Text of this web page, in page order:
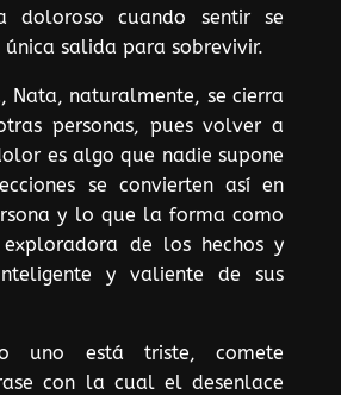
doloroso cuando sentir se
salida para sobrevivir.
Nata, naturalmente, se cierra
personas, pues volver a
es algo que nadie supone
se convierten así en
y lo que la forma como
de los hechos y
y valiente de sus
uno está triste, comete
con la cual el desenlace